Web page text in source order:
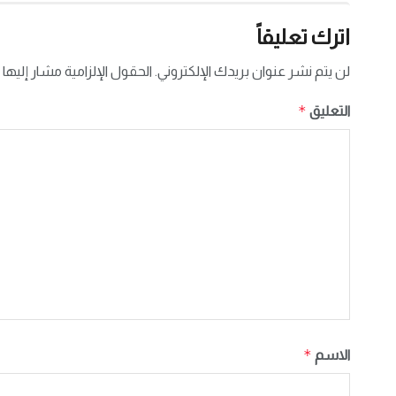
اترك تعليقاً
لن يتم نشر عنوان بريدك الإلكتروني. الحقول الإلزامية مشار إليها
التعليق *
الاسم *